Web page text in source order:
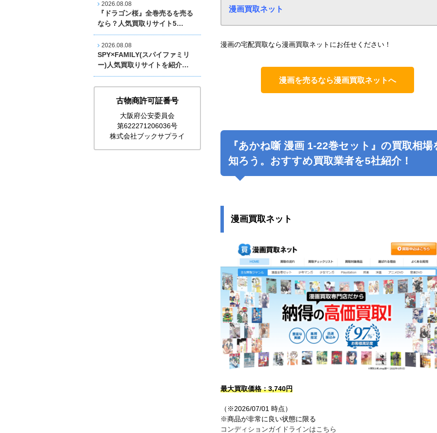
漫画買取ネット
漫画の宅配買取なら漫画買取ネットにお任せください！
漫画を売るなら漫画買取ネットへ
『あかね噺 漫画 1-22巻セット』の買取相場
知ろう。おすすめ買取業者を5社紹介！
漫画買取ネット
最大買取価格：3,740円
（※2026/07/01 時点）
※商品が非常に良い状態に限る
コンディションガイドラインはこちら
2026.08.08
『ドラゴン桜』全巻売るを売る
なら？人気買取りサイト5…
2026.08.08
SPY×FAMILY(スパイファミリ
ー)人気買取りサイトを紹介…
古物商許可証番号
大阪府公安委員会
第622271206036号
株式会社ブックサプライ